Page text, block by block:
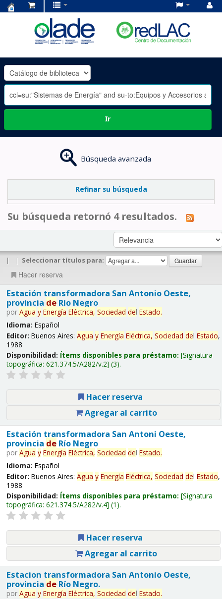
OLADE
-
Ir
Búsqueda avanzada
Refinar su búsqueda
Su búsqueda retornó 4 resultados.
| | Seleccionar títulos para:
Hacer reserva
Estación transformadora San Antonio Oeste,
provincia deRío Negro
por Agua y Energía Eléctrica, Sociedad del Estado.
Idioma: Español
Editor: Buenos Aires: Agua y Energía Eléctrica, Sociedad del Estado,
1988
Disponibilidad: Ítems disponibles para préstamo: Signatura
topográfica: 621.374.5/A282/v.2 (3).
Hacer reserva
Agregar al carrito
Estación transformadora San Antoni Oeste,
provincia deRío Negro
por Agua y Energía Eléctrica, Sociedad del Estado.
Idioma: Español
Editor: Buenos Aires: Agua y Energía Eléctrica, Sociedad del Estado,
1988
Disponibilidad: Ítems disponibles para préstamo: Signatura
topográfica: 621.374.5/A282/v.4 (1).
Hacer reserva
Agregar al carrito
Estacion transformadora San Antonio Oeste,
provincia deRío Negro.
por Agua y Energía Eléctrica, Sociedad del Estado.